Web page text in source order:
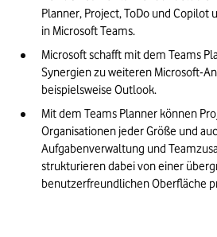
Planner, Project, ToDo und
in Microsoft Teams.
Microsoft schafft mit dem Teams
Synergien zu weiteren Microsoft-
beispielsweise Outlook.
Mit dem Teams Planner können
Organisationen jeder Größe und
Aufgabenverwaltung und
strukturieren dabei von einer
benutzerfreundlichen Oberfläche